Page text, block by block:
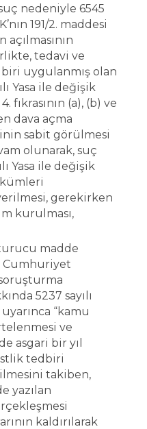
nedeniyle 6545
191/2. maddesi
açılmasının
tedavi ve
uygulanmış olan
Yasa ile değişik
fıkrasının (a), (b) ve
dava açma
sabit görülmesi
olunarak, suç
Yasa ile değişik
gerekirken
kurulması,
madde
soruşturma
5237 sayılı
uyarınca “kamu
ve
asgari bir yıl
tedbiri
takiben,
yazılan
kaldırılarak